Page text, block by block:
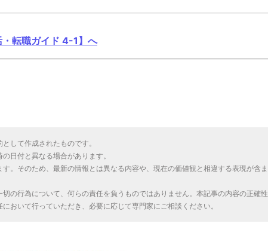
・転職ガイド 4-1】へ
して作成されたものです。
日付と異なる場合があります。
。そのため、最新の情報とは異なる内容や、現在の価値観と相違する表現が含ま
の行為について、何らの責任を負うものではありません。本記事の内容の正確性
おいて行っていただき、必要に応じて専門家にご相談ください。